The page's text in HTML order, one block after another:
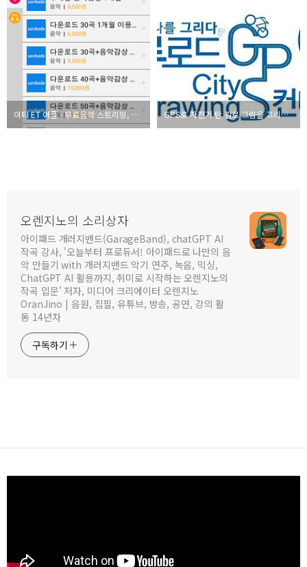
이티 ET 어플 - 무료음악 스트리밍, 다운로드. 소리바다 공짜음악 GPS로 자전거 탄 길로 그림을 그리는 신기한 이벤트
오렌지노의 소리상자
아이패드 개러지밴드(GarageBand), chatGPT AI
작곡 강사, '오늘부터 프로듀서! 아이패드로 나만의 음
악 만들기 with 개러지밴드 악기 연주, 녹음, 믹싱,
ChatGPT AI 활용까지, 취미로 시작하는 오렌지노의
작곡 입문' 저자, 미디어 크리에이터 오렌지노
OranJino | 음원, 집필, 유튜브, 방송, 공연, 강의 활
동 14년차
구독하기